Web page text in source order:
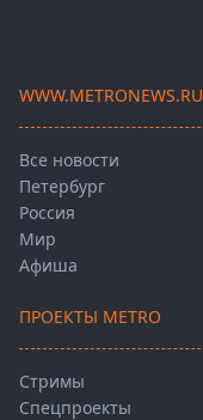
WWW.METRONEWS.RU
Все новости
Петербург
Россия
Мир
Афиша
ПРОЕКТЫ METRO
Стримы
Спецпроекты